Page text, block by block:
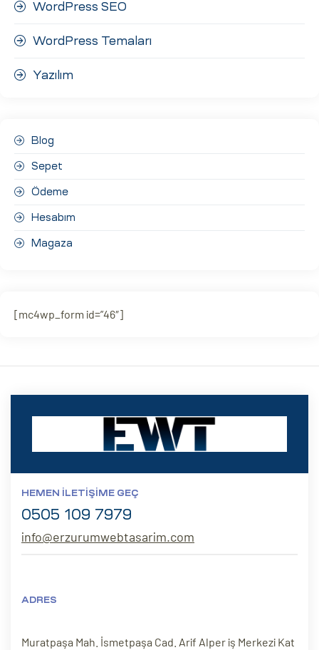
WordPress SEO
WordPress Temaları
Yazılım
Blog
Sepet
Ödeme
Hesabım
Magaza
[mc4wp_form id=”46″]
HEMEN İLETIŞIME GEÇ
0505 109 7979
info@erzurumwebtasarim.com
ADRES
Muratpaşa Mah. İsmetpaşa Cad. Arif Alper iş Merkezi Kat